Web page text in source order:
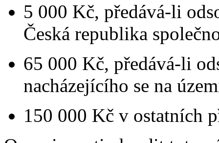
5 000 Kč, předává-li
Česká republika
65 000 Kč, předává-li
nacházejícího se na
150 000 Kč v ostatních